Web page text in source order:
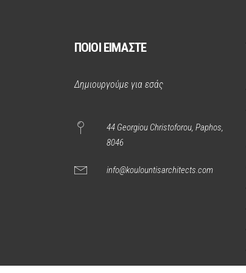
ΠΟΙΟΙ ΕΙΜΑΣΤΕ
Δημιουργούμε για εσάς
44 Georgiou Christoforou, Paphos,
8046
info@koulountisarchitects.com